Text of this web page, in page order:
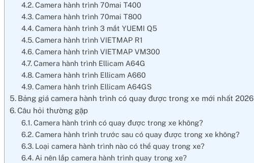
Camera hành trình 70mai T400
Camera hành trình 70mai T800
Camera hành trình 3 mắt YUEMI Q5
Camera hành trình VIETMAP R1
Camera hành trình VIETMAP VM300
Camera hành trình Ellicam A64G
Camera hành trình Ellicam A660
Camera hành trình Ellicam A64GS
Bảng giá camera hành trình có quay được trong xe mới nhất 2026
Câu hỏi thường gặp
Camera hành trình có quay được trong xe không?
Camera hành trình trước sau có quay được trong xe không?
Loại camera hành trình nào có thể quay trong xe?
Ai nên lắp camera hành trình quay trong xe?